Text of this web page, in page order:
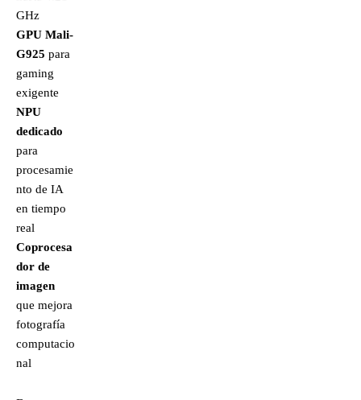
GHz
GPU Mali-
G925 para
gaming
exigente
NPU
dedicado
para
procesamie
nto de IA
en tiempo
real
Coprocesa
dor de
imagen
que mejora
fotografía
computacio
nal